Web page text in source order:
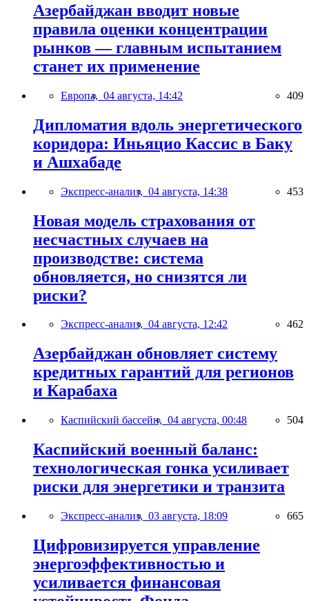
Азербайджан вводит новые
правила оценки концентрации
рынков — главным испытанием
станет их применение
Европа, 04 августа, 14:42 409
Дипломатия вдоль энергетического
коридора: Иньяцио Кассис в Баку
и Ашхабаде
Экспресс-анализ, 04 августа, 14:38 453
Новая модель страхования от
несчастных случаев на
производстве: система
обновляется, но снизятся ли
риски?
Экспресс-анализ, 04 августа, 12:42 462
Азербайджан обновляет систему
кредитных гарантий для регионов
и Карабаха
Каспийский бассейн, 04 августа, 00:48 504
Каспийский военный баланс:
технологическая гонка усиливает
риски для энергетики и транзита
Экспресс-анализ, 03 августа, 18:09 665
Цифровизируется управление
энергоэффективностью и
усиливается финансовая